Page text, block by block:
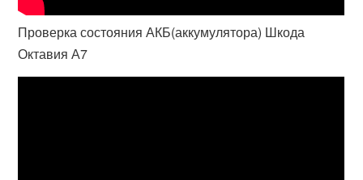
Проверка состояния АКБ(аккумулятора) Шкода
Октавия А7